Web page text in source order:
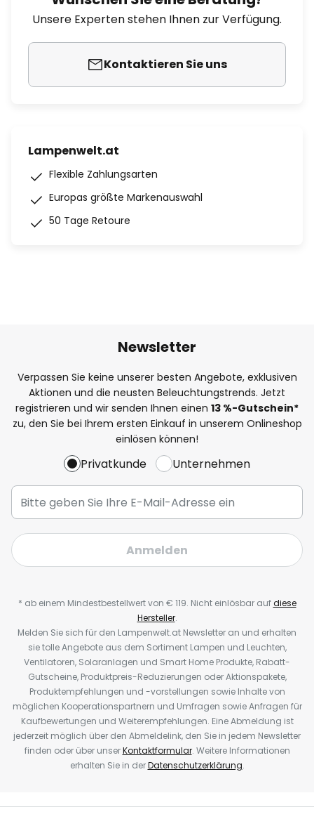
Unsere Experten stehen Ihnen zur Verfügung.
Kontaktieren Sie uns
Lampenwelt.at
Flexible Zahlungsarten
Europas größte Markenauswahl
50 Tage Retoure
Newsletter
Verpassen Sie keine unserer besten Angebote, exklusiven
Aktionen und die neusten Beleuchtungstrends. Jetzt
registrieren und wir senden Ihnen einen 13 %-Gutschein*
zu, den Sie bei Ihrem ersten Einkauf in unserem Onlineshop
einlösen können!
Privatkunde Unternehmen
Anmelden
* ab einem Mindestbestellwert von € 119. Nicht einlösbar aufdiese
Hersteller.
Melden Sie sich für den Lampenwelt.at Newsletter an und erhalten
sie tolle Angebote aus dem Sortiment Lampen und Leuchten,
Ventilatoren, Solaranlagen und Smart Home Produkte, Rabatt-
Gutscheine, Produktpreis-Reduzierungen oder Aktionspakete,
Produktempfehlungen und -vorstellungen sowie Inhalte von
möglichen Kooperationspartnern und Umfragen sowie Anfragen für
Kaufbewertungen und Weiterempfehlungen. Eine Abmeldung ist
jederzeit möglich über den Abmeldelink, den Sie in jedem Newsletter
finden oder über unserKontaktformular. Weitere Informationen
erhalten Sie in derDatenschutzerklärung.